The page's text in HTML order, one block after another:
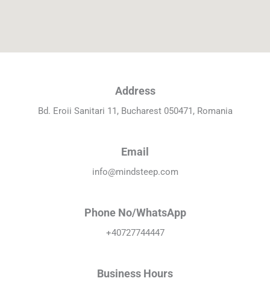
Address
Bd. Eroii Sanitari 11, Bucharest 050471, Romania
Email
info@mindsteep.com
Phone No/WhatsApp
+40727744447
Business Hours